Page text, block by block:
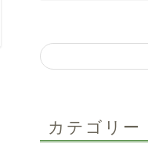
カテゴリー